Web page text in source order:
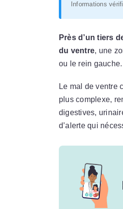
Informations
Près d’un tiers
du ventre, une
ou le rein gauche.
Le mal de ventre
plus complexe,
digestives,
d’alerte qui